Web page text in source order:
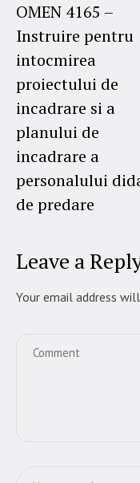
OMEN 4165 –
Instruire pentru
intocmirea
proiectului de
incadrare si a
planului de
incadrare a
personalului
de predare
Leave a
Your email address